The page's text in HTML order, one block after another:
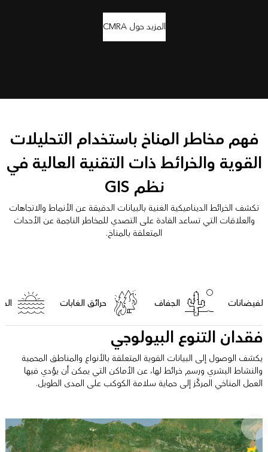
المزيد حول CMRA
فهم مخاطر المناخ باستخدام التحليلات
القوية والخرائط ذات التقنية العالية في
نظم GIS
تكشف الخرائط الديناميكية الغنية بالبيانات الدقيقة عن الأنماط والاتجاهات
والعلاقات التي تساعد القادة على التصدي للمخاطر الناجمة عن الأحداث
المتعلقة بالمناخ.
الفيضانات الجفاف حرائق الغابات
فقدان التنوع البيولوجي
يكشف الوصول إلى البيانات القوية المتعلقة بالأنواع والمناطق المحمية
والنشاط البشري ورسم خرائط لها، عن الأماكن التي يمكن أن يؤدي فيها
العمل المناخي المركَّز إلى حماية سلامة الكوكب على المدى الطويل.